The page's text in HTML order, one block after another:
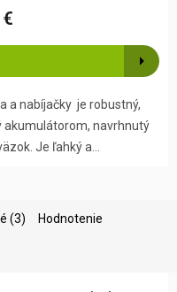
a nabíjačky je robustný,
akumulátorom, navrhnutý
Je ľahký a...
(3) Hodnotenie